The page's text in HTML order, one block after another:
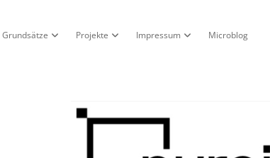
Grundsätze Dropdown-Menü öffnen
Projekte Dropdown-Menü öffnen
Impressum Dropdown-Menü öffnen
Microblog
Nur